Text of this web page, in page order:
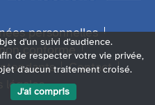
personnelles
conforme
Contact
légales
d'un suivi d'audience.
de respecter votre vie privée,
d'aucun traitement croisé.
J'ai compris